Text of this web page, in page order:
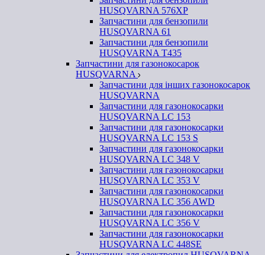
HUSQVARNA 576XP
Запчастини для бензопили
HUSQVARNA 61
Запчастини для бензопили
HUSQVARNA T435
Запчастини для газонокосарок
HUSQVARNA
Запчастини для інших газонокосарок
HUSQVARNA
Запчастини для газонокосарки
HUSQVARNA LC 153
Запчастини для газонокосарки
HUSQVARNA LC 153 S
Запчастини для газонокосарки
HUSQVARNA LC 348 V
Запчастини для газонокосарки
HUSQVARNA LC 353 V
Запчастини для газонокосарки
HUSQVARNA LC 356 AWD
Запчастини для газонокосарки
HUSQVARNA LC 356 V
Запчастини для газонокосарки
HUSQVARNA LC 448SE